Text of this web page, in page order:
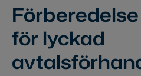
för lyckad